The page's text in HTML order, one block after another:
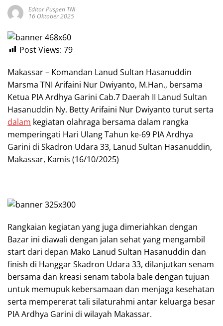
Editor Puspen TNI
16 Oktober 2025
Post Views: 79
Makassar – Komandan Lanud Sultan Hasanuddin
Marsma TNI Arifaini Nur Dwiyanto, M.Han., bersama
Ketua PIA Ardhya Garini Cab.7 Daerah II Lanud Sultan
Hasanuddin Ny. Betty Arifaini Nur Dwiyanto turut serta
dalam kegiatan olahraga bersama dalam rangka
memperingati Hari Ulang Tahun ke-69 PIA Ardhya
Garini di Skadron Udara 33, Lanud Sultan Hasanuddin,
Makassar, Kamis (16/10/2025)
Rangkaian kegiatan yang juga dimeriahkan dengan
Bazar ini diawali dengan jalan sehat yang mengambil
start dari depan Mako Lanud Sultan Hasanuddin dan
finish di Hanggar Skadron Udara 33, dilanjutkan senam
bersama dan kreasi senam tabola bale dengan tujuan
untuk memupuk kebersamaan dan menjaga kesehatan
serta mempererat tali silaturahmi antar keluarga besar
PIA Ardhya Garini di wilayah Makassar.